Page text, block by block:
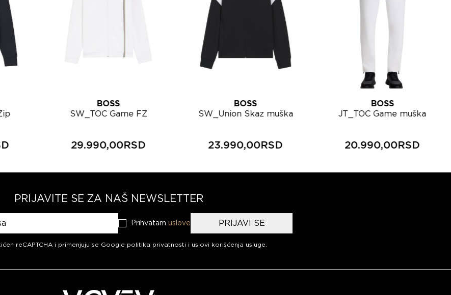
BOSS
SW_TOC Game FZ
29.990,00RSD
BOSS
SW_Union Skaz muška
23.990,00RSD
BOSS
JT_TOC Game muška
20.990,00RSD
PRIJAVITE SE ZA NAŠ NEWSLETTER
Prihvatam uslove PRIJAVI SE
reCAPTCHA i primenjuju se Google politika privatnosti i uslovi korišćenja usluge.